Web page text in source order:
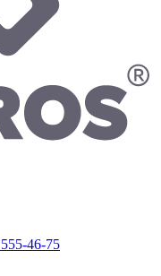
46-75